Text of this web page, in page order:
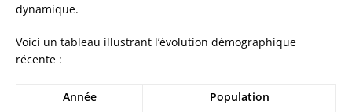
dynamique.
Voici un tableau illustrant l’évolution démographique
récente :
Année
Population